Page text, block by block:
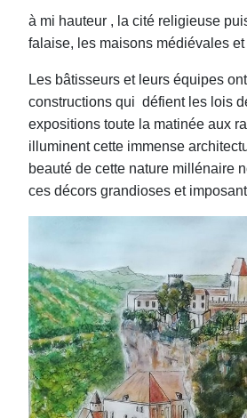
à mi hauteur , la cité religieuse
falaise, les maisons médiévales
Les bâtisseurs et leurs équipes
constructions qui défient les lois
expositions toute la matinée aux
illuminent cette immense
beauté de cette nature millénaire
ces décors grandioses et